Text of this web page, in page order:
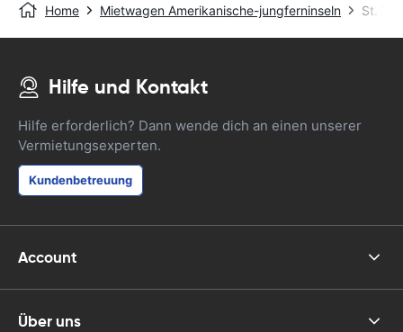
Home Mietwagen Amerikanische-jungferninseln St.
Hilfe und Kontakt
Hilfe erforderlich? Dann wende dich an einen unserer
Vermietungsexperten.
Kundenbetreuung
Account
Über uns